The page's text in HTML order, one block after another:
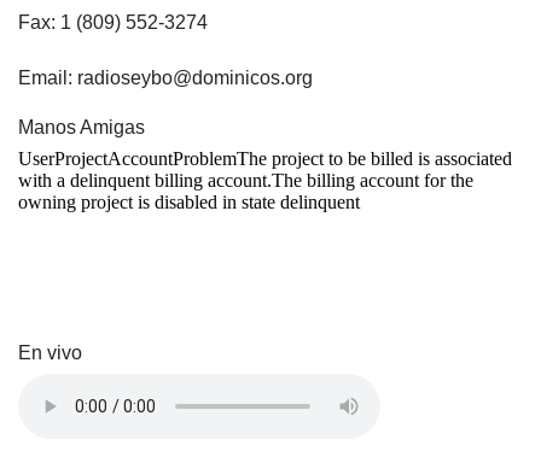
Fax: 1 (809) 552-3274
Email: radioseybo@dominicos.org
Manos Amigas
En vivo